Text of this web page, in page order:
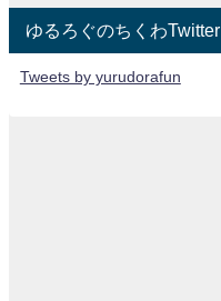
ゆるろぐのちくわTwitter
Tweets by yurudorafun